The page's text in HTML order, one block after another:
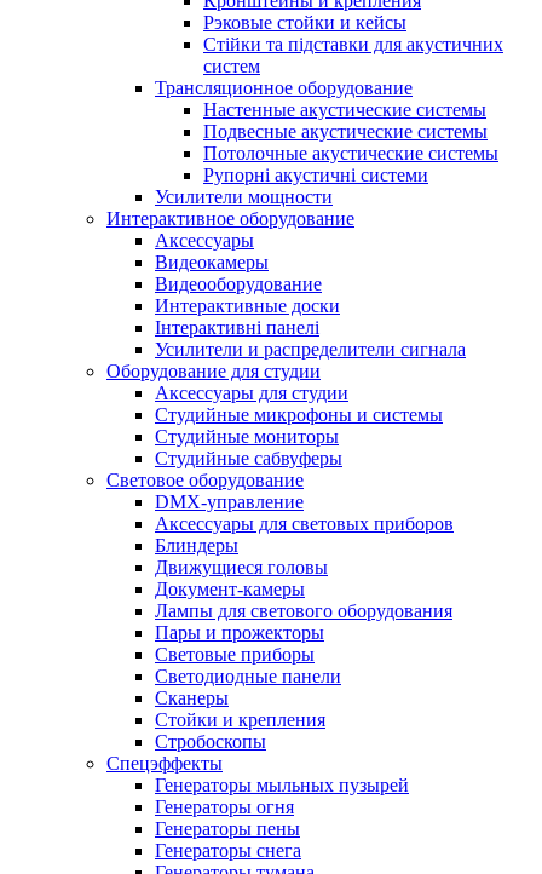
Рэковые стойки и кейсы
Стійки та підставки для акустичних
систем
Трансляционное оборудование
Настенные акустические системы
Подвесные акустические системы
Потолочные акустические системы
Рупорні акустичні системи
Усилители мощности
Интерактивное оборудование
Аксессуары
Видеокамеры
Видеооборудование
Интерактивные доски
Інтерактивні панелі
Усилители и распределители сигнала
Оборудование для студии
Аксессуары для студии
Студийные микрофоны и системы
Студийные мониторы
Студийные сабвуферы
Световое оборудование
DMX-управление
Аксессуары для световых приборов
Блиндеры
Движущиеся головы
Документ-камеры
Лампы для светового оборудования
Пары и прожекторы
Световые приборы
Светодиодные панели
Сканеры
Стойки и крепления
Стробоскопы
Спецэффекты
Генераторы мыльных пузырей
Генераторы огня
Генераторы пены
Генераторы снега